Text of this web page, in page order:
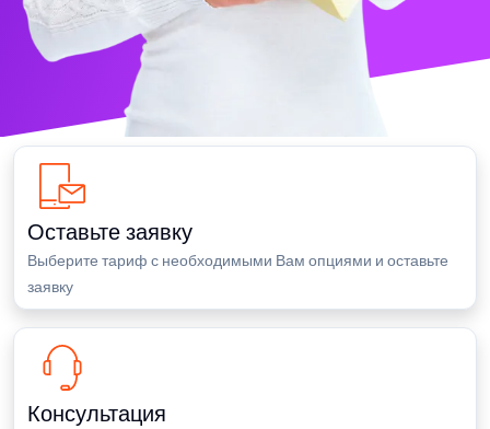
Оставьте заявку
Выберите тариф с необходимыми Вам опциями и оставьте
заявку
Консультация